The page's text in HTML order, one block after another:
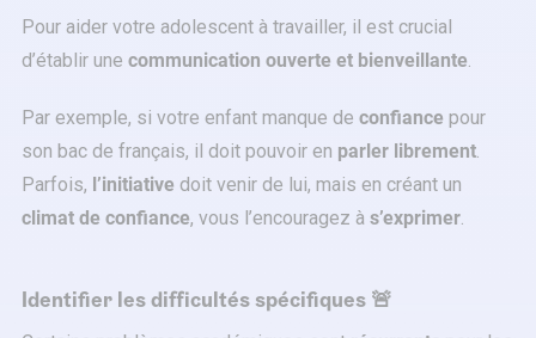
Pour aider votre adolescent à travailler, il est crucial
d’établir une communication ouverte et bienveillante.
Par exemple, si votre enfant manque de confiance pour
son bac de français, il doit pouvoir en parler librement.
Parfois, l’initiative doit venir de lui, mais en créant un
climat de confiance, vous l’encouragez à s’exprimer.
Identifier les difficultés spécifiques 🚨